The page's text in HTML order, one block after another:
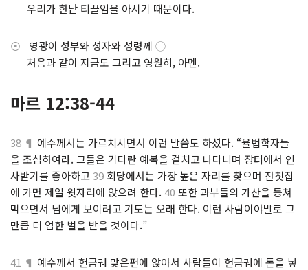
우리가 한낱 티끌임을 아시기 때문이다.
⦿ 영광이 성부와 성자와 성령께 ◯
처음과 같이 지금도 그리고 영원히, 아멘.
마르 12:38-44
38 ¶ 예수께서는 가르치시면서 이런 말씀도 하셨다. “율법학자들
을 조심하여라. 그들은 기다란 예복을 걸치고 나다니며 장터에서 인
사받기를 좋아하고39 회당에서는 가장 높은 자리를 찾으며 잔칫집
에 가면 제일 윗자리에 앉으려 한다. 40 또한 과부들의 가산을 등쳐
먹으면서 남에게 보이려고 기도는 오래 한다. 이런 사람이야말로 그
만큼 더 엄한 벌을 받을 것이다.”
41 ¶ 예수께서 헌금궤 맞은편에 앉아서 사람들이 헌금궤에 돈을 넣